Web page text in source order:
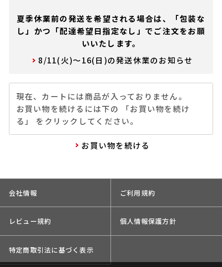
夏季休業前の発送を希望される場合は、「包装な
し」かつ「配達希望日指定なし」でご注文をお願
いいたします。
8/11(火)～16(日)の発送休業のお知らせ
現在、カートには商品が入っておりません。
お買い物を続けるには下の 「お買い物を続け
る」 をクリックしてください。
お買い物を続ける
会社情報 ご利用規約
レビュー規約 個人情報保護方針
特定商取引法に基づく表示